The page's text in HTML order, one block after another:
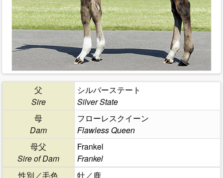
父
Sire
シルバーステート
Silver State
母
Dam
フローレスクイーン
Flawless Queen
母父
Sire of Dam
Frankel
Frankel
性別／毛色
牡／鹿